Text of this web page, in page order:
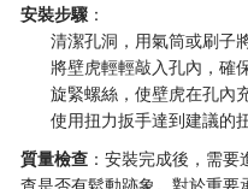
安裝步驟 ：
清潔孔洞，用氣筒或刷子
將壁虎輕輕敲入孔內，確
旋緊螺絲，使壁虎在孔內
使用扭力扳手達到建議的
質量檢查 ：安裝完成後，需